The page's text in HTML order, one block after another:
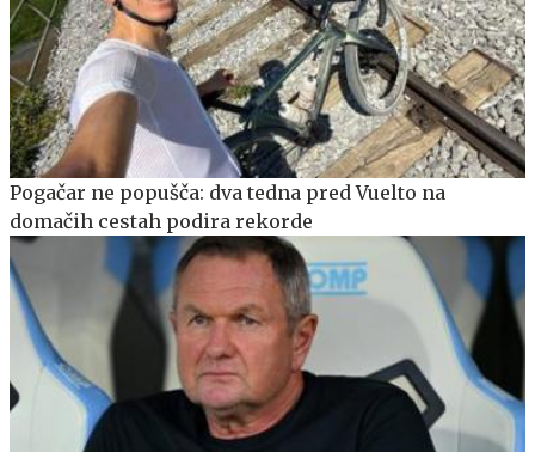
Pogačar ne popušča: dva tedna pred Vuelto na
domačih cestah podira rekorde